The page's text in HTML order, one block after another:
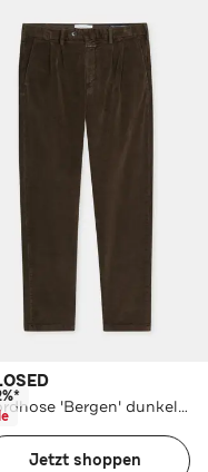
Cordhose 'Bergen' dunkelbraun
Jetzt shoppen